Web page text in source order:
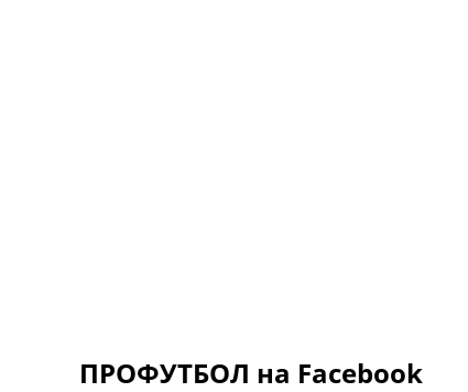
ПРОФУТБОЛ на Facebook